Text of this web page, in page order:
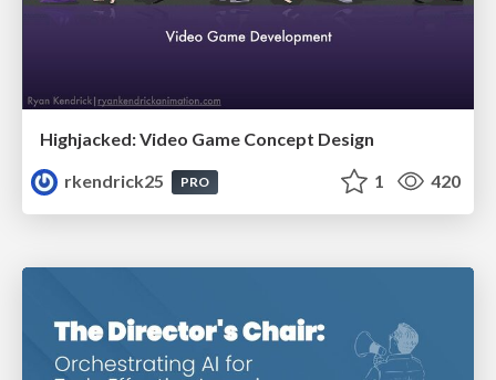
Highjacked: Video Game Concept Design
rkendrick25
PRO 1 420